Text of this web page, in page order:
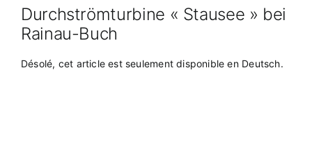
Durchströmturbine « Stausee » bei
Rainau-Buch
Désolé, cet article est seulement disponible en Deutsch.